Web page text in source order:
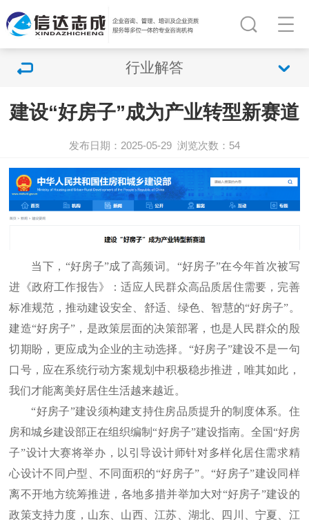
行业解答
建设“好房子”成为产业转型新赛道
发布日期：2025-05-29 浏览次数： 54
当下，“好房子”成了高频词。“好房子”在今年首次被写
进《政府工作报告》：适应人民群众高品质居住需要，完善
标准规范，推动建设安全、舒适、绿色、智慧的“好房子”。
建造“好房子”，是政策层面的决策部署，也是人民群众的殷
切期盼，更应成为企业的主动选择。“好房子”建设不是一句
口号，应在系统行动方案规划中积极稳步推进，唯其如此，
我们才能离美好居住生活越来越近。
“好房子”建设须构建支持住房品质提升的制度体系。住
房和城乡建设部正在组织编制“好房子”建设指南。全国“好房
子”设计大赛将举办，以引导设计师针对多样化居住需求精
心设计不同户型、不同面积的“好房子”。“好房子”建设同样
离不开地方统筹推进，各地多措并举加大对“好房子”建设的
政策支持力度，山东、山西、江苏、湖北、四川、宁夏、江